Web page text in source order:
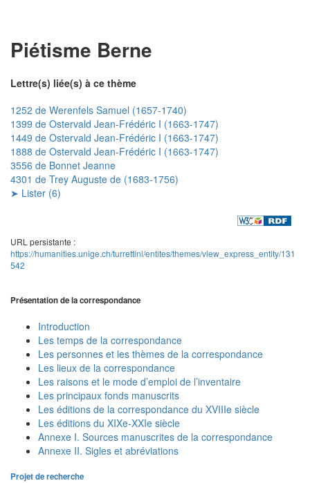
Piétisme Berne
Lettre(s) liée(s) à ce thème
1252 de Werenfels Samuel (1657-1740)
1399 de Ostervald Jean-Frédéric I (1663-1747)
1449 de Ostervald Jean-Frédéric I (1663-1747)
1888 de Ostervald Jean-Frédéric I (1663-1747)
3556 de Bonnet Jeanne
4301 de Trey Auguste de (1683-1756)
➤ Lister (6)
URL persistante :
https://humanities.unige.ch/turrettini/entites/themes/view_express_entity/131
542
Présentation de la correspondance
Introduction
Les temps de la correspondance
Les personnes et les thèmes de la correspondance
Les lieux de la correspondance
Les raisons et le mode d’emploi de l’inventaire
Les principaux fonds manuscrits
Les éditions de la correspondance du XVIIIe siècle
Les éditions du XIXe-XXIe siècle
Annexe I. Sources manuscrites de la correspondance
Annexe II. Sigles et abréviations
Projet de recherche